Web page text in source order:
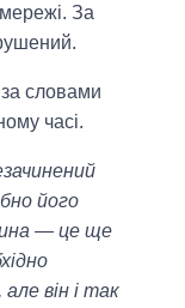
За
словами
часі.
його
— це ще
він і так